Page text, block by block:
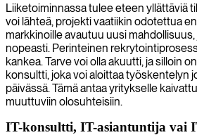
Liiketoiminnassa tulee eteen yllättäviä
voi lähteä, projekti vaatiikin odotettua
markkinoille avautuu uusi
nopeasti. Perinteinen
kankea. Tarve voi olla akuutti, ja silloin
konsultti, joka voi aloittaa työskentelyn
päivässä. Tämä antaa yritykselle
muuttuviin olosuhteisiin.
IT-konsultti, IT-asiantuntija vai